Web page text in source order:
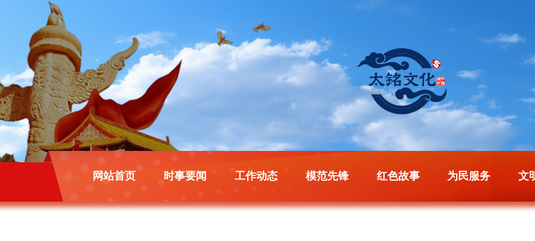
网站首页 时事要闻 工作动态 模范先锋 红色故事 为民服务 文